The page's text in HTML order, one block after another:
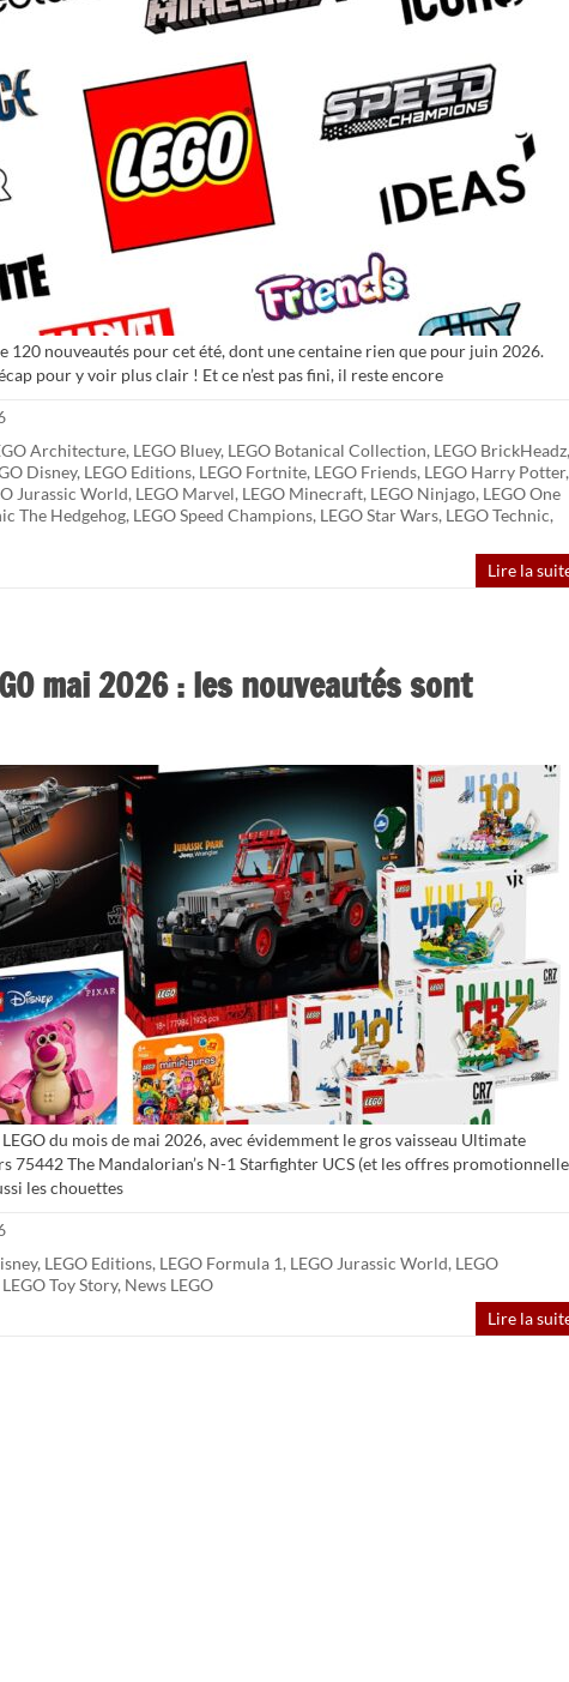
120 nouveautés pour cet été, dont une centaine rien que pour juin 2026.
pour y voir plus clair ! Et ce n’est pas fini, il reste encore
Architecture, LEGO Bluey, LEGO Botanical Collection, LEGO BrickHeadz,
Disney, LEGO Editions, LEGO Fortnite, LEGO Friends, LEGO Harry Potter,
Jurassic World, LEGO Marvel, LEGO Minecraft, LEGO Ninjago, LEGO One
The Hedgehog, LEGO Speed Champions, LEGO Star Wars, LEGO Technic,
Lire la
mai 2026 : les nouveautés sont
du mois de mai 2026, avec évidemment le gros vaisseau Ultimate
75442 The Mandalorian’s N-1 Starfighter UCS (et les offres
les chouettes
, LEGO Editions, LEGO Formula 1, LEGO Jurassic World, LEGO
LEGO Toy Story, News LEGO
Lire la